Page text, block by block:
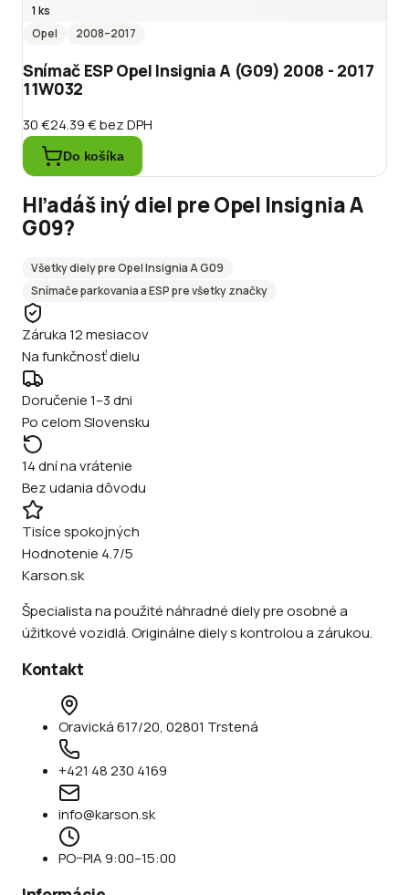
1 ks
Opel
2008–2017
Snímač ESP Opel Insignia A (G09) 2008 - 2017
11W032
30 €24.39 €bez DPH
Do košíka
Hľadáš iný diel preOpel Insignia A
G09?
Všetky diely preOpelInsignia A G09
Snímače parkovania a ESPpre všetky značky
Záruka 12 mesiacov
Na funkčnosť dielu
Doručenie 1–3 dni
Po celom Slovensku
14 dní na vrátenie
Bez udania dôvodu
Tisíce spokojných
Hodnotenie 4.7/5
Karson.sk
Špecialista na použité náhradné diely pre osobné a
úžitkové vozidlá. Originálne diely s kontrolou a zárukou.
Kontakt
Oravická 617/20, 02801 Trstená
+421 48 230 4169
info@karson.sk
PO–PIA 9:00–15:00